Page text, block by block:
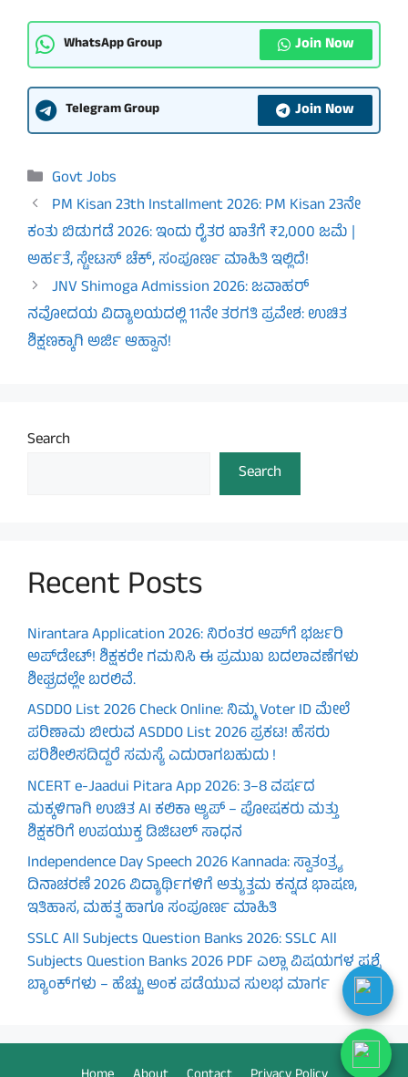
WhatsApp Group Join Now
Telegram Group Join Now
Categories
Govt Jobs
PM Kisan 23th Installment 2026: PM Kisan 23ನೇ
ಕಂತು ಬಿಡುಗಡೆ 2026: ಇಂದು ರೈತರ ಖಾತೆಗೆ ₹2,000 ಜಮೆ |
ಅರ್ಹತೆ, ಸ್ಟೇಟಸ್ ಚೆಕ್, ಸಂಪೂರ್ಣ ಮಾಹಿತಿ ಇಲ್ಲಿದೆ!
JNV Shimoga Admission 2026: ಜವಾಹರ್
ನವೋದಯ ವಿದ್ಯಾಲಯದಲ್ಲಿ 11ನೇ ತರಗತಿ ಪ್ರವೇಶ: ಉಚಿತ
ಶಿಕ್ಷಣಕ್ಕಾಗಿ ಅರ್ಜಿ ಆಹ್ವಾನ!
Search
Search
Recent Posts
Nirantara Application 2026: ನಿರಂತರ ಆಪ್‌ಗೆ ಭರ್ಜರಿ
ಅಪ್‌ಡೇಟ್! ಶಿಕ್ಷಕರೇ ಗಮನಿಸಿ ಈ ಪ್ರಮುಖ ಬದಲಾವಣೆಗಳು
ಶೀಘ್ರದಲ್ಲೇ ಬರಲಿವೆ.
ASDDO List 2026 Check Online: ನಿಮ್ಮ Voter ID ಮೇಲೆ
ಪರಿಣಾಮ ಬೀರುವ ASDDO List 2026 ಪ್ರಕಟ! ಹೆಸರು
ಪರಿಶೀಲಿಸದಿದ್ದರೆ ಸಮಸ್ಯೆ ಎದುರಾಗಬಹುದು !
NCERT e-Jaadui Pitara App 2026: 3–8 ವರ್ಷದ
ಮಕ್ಕಳಿಗಾಗಿ ಉಚಿತ AI ಕಲಿಕಾ ಆ್ಯಪ್ – ಪೋಷಕರು ಮತ್ತು
ಶಿಕ್ಷಕರಿಗೆ ಉಪಯುಕ್ತ ಡಿಜಿಟಲ್ ಸಾಧನ
Independence Day Speech 2026 Kannada: ಸ್ವಾತಂತ್ರ್ಯ
ದಿನಾಚರಣೆ 2026 ವಿದ್ಯಾರ್ಥಿಗಳಿಗೆ ಅತ್ಯುತ್ತಮ ಕನ್ನಡ ಭಾಷಣ,
ಇತಿಹಾಸ, ಮಹತ್ವ ಹಾಗೂ ಸಂಪೂರ್ಣ ಮಾಹಿತಿ
SSLC All Subjects Question Banks 2026: SSLC All
Subjects Question Banks 2026 PDF ಎಲ್ಲಾ ವಿಷಯಗಳ ಪ್ರಶ್ನೆ
ಬ್ಯಾಂಕ್‌ಗಳು – ಹೆಚ್ಚು ಅಂಕ ಪಡೆಯುವ ಸುಲಭ ಮಾರ್ಗ